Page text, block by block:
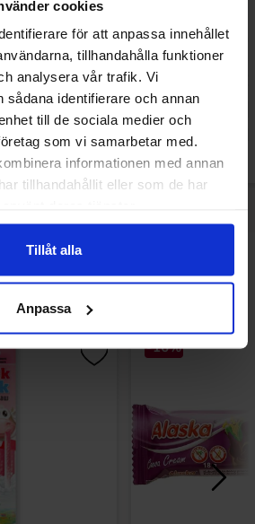
cookies
för att anpassa innehållet
tillhandahålla funktioner
analysera vår trafik. Vi
sådana identifierare och annan
till de sociala medier och
som vi samarbetar med.
informationen med annan
tillhandahållit eller som de har
Tillåt alla
Anpassa
130g
kr
Dragster
gillade
-16%